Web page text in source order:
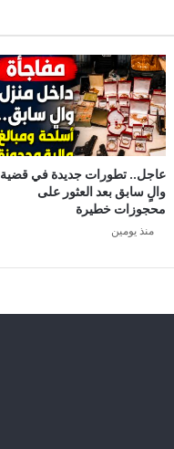
عاجل.. تطورات جديدة في قضية
والٍ سابق بعد العثور على
محجوزات خطيرة
منذ يومين